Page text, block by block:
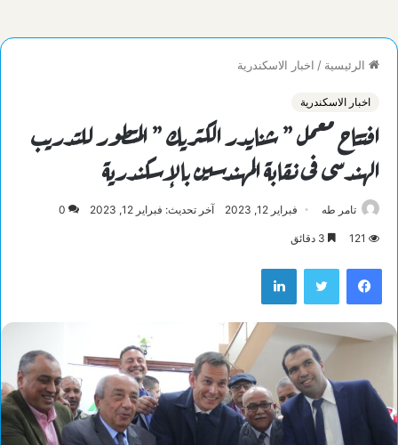
الرئيسية / اخبار الاسكندرية
اخبار الاسكندرية
افتتاح معمل ” شنايدر الكتريك ” المتطور للتدريب
الهندسى فى نقابة المهندسين بالإسكندرية
تامر طه فبراير 12, 2023 آخر تحديث: فبراير 12, 2023 0
121
فيسبوك تويتر لينكدإن